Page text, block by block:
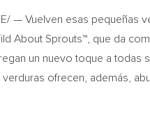
— Vuelven esas pequeñas
About Sprouts™, que da
un nuevo toque a todas
ofrecen, además,